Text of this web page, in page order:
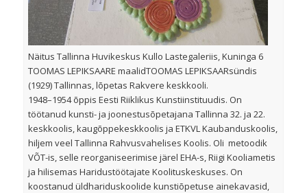
Näitus Tallinna Huvikeskus Kullo Lastegaleriis, Kuninga 6
TOOMAS LEPIKSAARE maalidTOOMAS LEPIKSAARsündis
(1929) Tallinnas, lõpetas Rakvere keskkooli.
1948–1954 õppis Eesti Riiklikus Kunstiinstituudis. On
töötanud kunsti- ja joonestusõpetajana Tallinna 32. ja 22.
keskkoolis, kaugõppekeskkoolis ja ETKVL Kaubanduskoolis,
hiljem veel Tallinna Rahvusvahelises Koolis. Oli metoodik
VÕT-is, selle reorganiseerimise järel EHA-s, Riigi Kooliametis
ja hilisemas Haridustöötajate Koolituskeskuses. On
koostanud üldhariduskoolide kunstiõpetuse ainekavasid,